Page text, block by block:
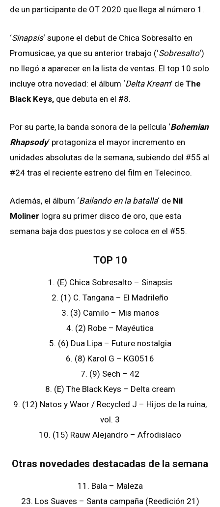
de un participante de OT 2020 que llega al número 1.
‘Sinapsis‘ supone el debut de Chica Sobresalto en
Promusicae, ya que su anterior trabajo (‘Sobresalto‘)
no llegó a aparecer en la lista de ventas. El top 10 solo
incluye otra novedad: el álbum ‘Delta Kream’ de The
Black Keys, que debuta en el #8.
Por su parte, la banda sonora de la película ‘Bohemian
Rhapsody’ protagoniza el mayor incremento en
unidades absolutas de la semana, subiendo del #55 al
#24 tras el reciente estreno del film en Telecinco.
Además, el álbum ‘Bailando en la batalla‘ de Nil
Moliner logra su primer disco de oro, que esta
semana baja dos puestos y se coloca en el #55.
TOP 10
1. (E) Chica Sobresalto – Sinapsis
2. (1) C. Tangana – El Madrileño
3. (3) Camilo – Mis manos
4. (2) Robe – Mayéutica
5. (6) Dua Lipa – Future nostalgia
6. (8) Karol G – KG0516
7. (9) Sech – 42
8. (E) The Black Keys – Delta cream
9. (12) Natos y Waor / Recycled J – Hijos de la ruina,
vol. 3
10. (15) Rauw Alejandro – Afrodisíaco
Otras novedades destacadas de la semana
11. Bala – Maleza
23. Los Suaves – Santa campaña (Reedición 21)